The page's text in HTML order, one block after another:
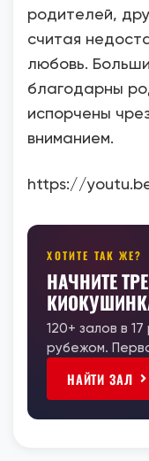
родителей,
считая
любовь.
благодарны
испорчены
вниманием.
https://
ХОТИТЕ ТАК ЖЕ?
НАЧНИТЕ
120+ залов в
рубежом.
НАЙТИ ЗАЛ